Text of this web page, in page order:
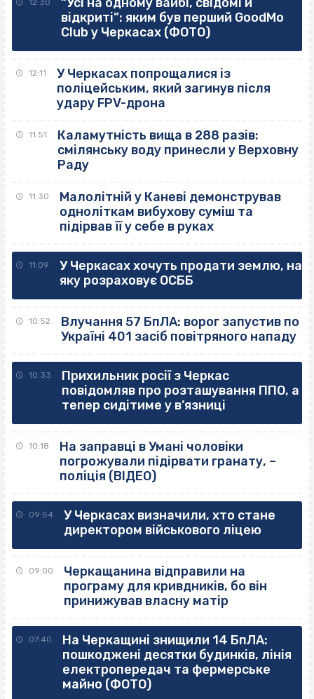
12:30
відкриті”: яким був перший GoodMo
Club у Черкасах (ФОТО)
12:11
У Черкасах попрощалися із
поліцейським, який загинув після
удару FPV-дрона
11:51
Каламутність вища в 288 разів:
смілянську воду принесли у Верховну
Раду
11:30
Малолітній у Каневі демонстрував
одноліткам вибухову суміш та
підірвав її у себе в руках
11:09
У Черкасах хочуть продати землю, на
яку розраховує ОСББ
10:52
Влучання 57 БпЛА: ворог запустив по
Україні 401 засіб повітряного нападу
10:33
Прихильник росії з Черкас
повідомляв про розташування ППО, а
тепер сидітиме у в’язниці
10:18
На заправці в Умані чоловіки
погрожували підірвати гранату, –
поліція (ВІДЕО)
09:54
У Черкасах визначили, хто стане
директором військового ліцею
09:00
Черкащанина відправили на
програму для кривдників, бо він
принижував власну матір
07:40
На Черкащині знищили 14 БпЛА:
пошкоджені десятки будинків, лінія
електропередач та фермерське
майно (ФОТО)